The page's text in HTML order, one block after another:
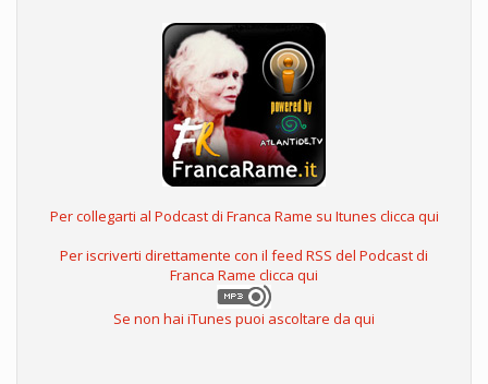
Per collegarti al Podcast di Franca Rame su Itunes clicca qui
Per iscriverti direttamente con il feed RSS del Podcast di
Franca Rame clicca qui
Se non hai iTunes puoi ascoltare da qui